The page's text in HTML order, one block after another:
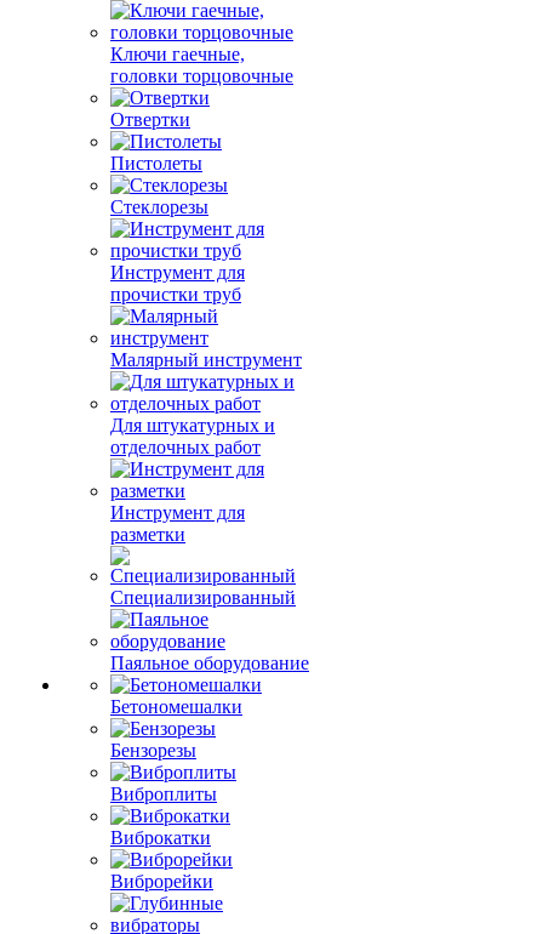
Ключи гаечные,
головки торцовочные
Отвертки
Пистолеты
Стеклорезы
Инструмент для
прочистки труб
Малярный инструмент
Для штукатурных и
отделочных работ
Инструмент для
разметки
Специализированный
Паяльное оборудование
Бетономешалки
Бензорезы
Виброплиты
Виброкатки
Виброрейки